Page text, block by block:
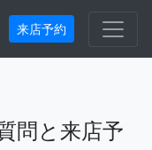
来店予約
問と来店予